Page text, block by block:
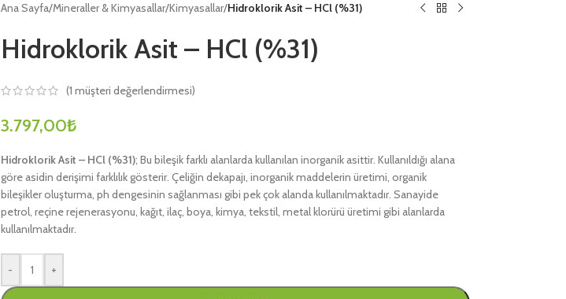
Ana Sayfa/Mineraller & Kimyasallar/Kimyasallar/Hidroklorik Asit – HCl (%31)
Hidroklorik Asit – HCl (%31)
(1 müşteri değerlendirmesi)
3.797,00₺
Hidroklorik Asit – HCl (%31); Bu bileşik farklı alanlarda kullanılan inorganik asittir. Kullanıldığı alana
göre asidin derişimi farklılık gösterir. Çeliğin dekapajı, inorganik maddelerin üretimi, organik
bileşikler oluşturma, ph dengesinin sağlanması gibi pek çok alanda kullanılmaktadır. Sanayide
petrol, reçine rejenerasyonu, kağıt, ilaç, boya, kimya, tekstil, metal klorürü üretimi gibi alanlarda
kullanılmaktadır.
- +